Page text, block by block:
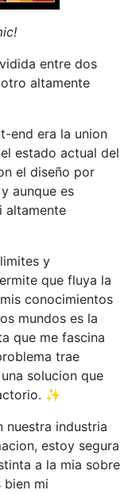
entre dos
altamente
end era la union
estado actual del
el diseño por
aunque es
altamente
y
que fluya la
conocimientos
mundos es la
que me fascina
trae
solucion que
✨
nuestra industria
estoy segura
a la mia sobre
bien mi